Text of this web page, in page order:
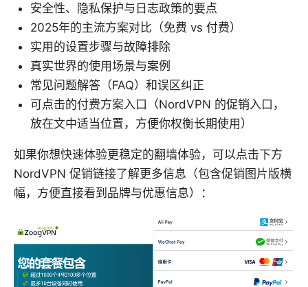
安全性、隐私保护与日志政策的要点
2025年的主流方案对比（免费 vs 付费）
实用的设置步骤与故障排除
真实世界的使用场景与案例
常见问题解答（FAQ）和误区纠正
可点击的付费方案入口（NordVPN 的促销入口，
放在文中适当位置，方便你权衡长期使用）
如果你想快速体验更稳定的翻墙体验，可以点击下方
NordVPN 促销链接了解更多信息（包含促销图片版横
幅，方便直接看到品牌与优惠信息）：